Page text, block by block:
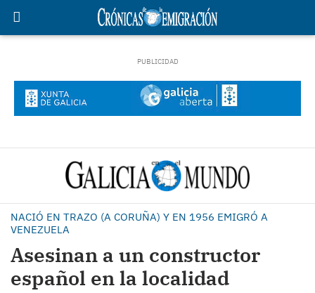
NACIÓ EN TRAZO (A CORUÑA) Y EN 1956 EMIGRÓ A
VENEZUELA
Asesinan a un constructor
español en la localidad